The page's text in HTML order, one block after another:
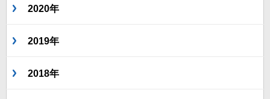
2020年
2019年
2018年